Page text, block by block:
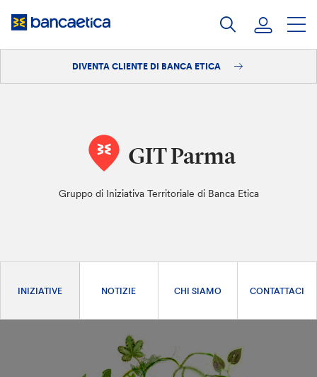
DIVENTA CLIENTE DI BANCA ETICA
GIT Parma
Gruppo di Iniziativa Territoriale di Banca Etica
INIZIATIVE NOTIZIE CHI SIAMO CONTATTACI